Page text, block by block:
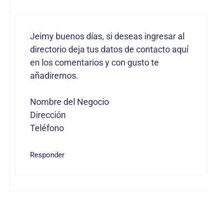
Jeimy buenos días, si deseas ingresar al
directorio deja tus datos de contacto aquí
en los comentarios y con gusto te
añadiremos.
Nombre del Negocio
Dirección
Teléfono
Responder